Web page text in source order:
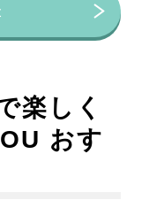
楽しく
おす